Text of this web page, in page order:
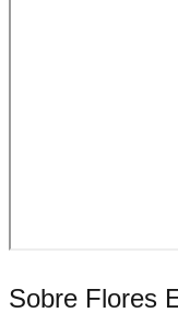
Sobre Flores